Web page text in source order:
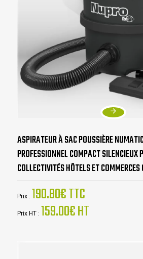
ASPIRATEUR À SAC POUSSIÈRE
PROFESSIONNEL COMPACT SILENCIEUX
COLLECTIVITÉS HÔTELS ET COMMERCES
Prix : 190.80€ TTC
Prix HT : 159.00€ HT